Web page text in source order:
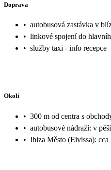
Doprava
• autobusová zastávka v
• linkové spojení do
• služby taxi - info recepce
Okolí
• 300 m od centra s
• autobusové nádraží: v
• Ibiza Město (Eivissa):